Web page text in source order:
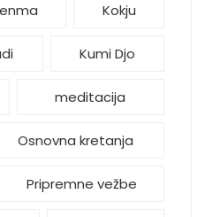
Kokju
Kumi Djo
meditacija
Osnovna kretanja
Pripremne vežbe